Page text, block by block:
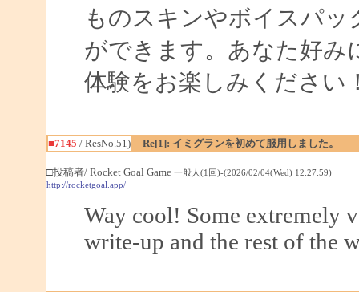
ものスキンやボイスパ
ができます。あなた好み
体験をお楽しみください
■7145 / ResNo.51) Re[1]: イミグランを初めて服用しました。
□投稿者/ Rocket Goal Game 一般人(1回)-(2026/02/04(Wed) 12:27:59)
http://rocketgoal.app/
Way cool! Some extremely
write-up and the rest of the